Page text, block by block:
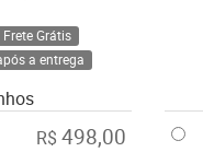
Frete Grátis
a entrega
R$ 498,00